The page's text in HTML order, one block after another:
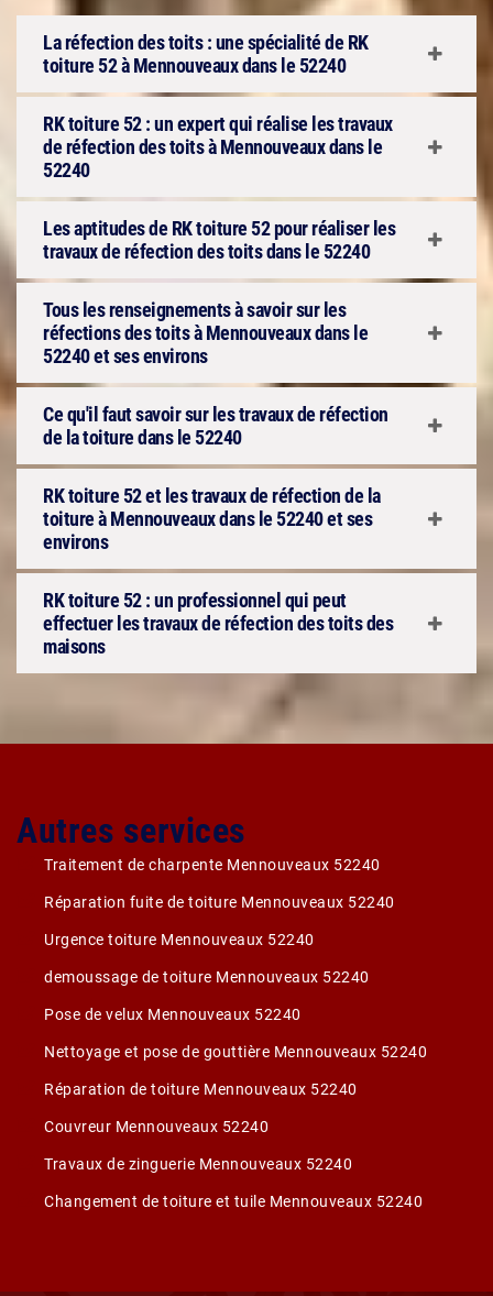
La réfection des toits : une spécialité de RK
toiture 52 à Mennouveaux dans le 52240
RK toiture 52 : un expert qui réalise les travaux
de réfection des toits à Mennouveaux dans le
52240
Les aptitudes de RK toiture 52 pour réaliser les
travaux de réfection des toits dans le 52240
Tous les renseignements à savoir sur les
réfections des toits à Mennouveaux dans le
52240 et ses environs
Ce qu'il faut savoir sur les travaux de réfection
de la toiture dans le 52240
RK toiture 52 et les travaux de réfection de la
toiture à Mennouveaux dans le 52240 et ses
environs
RK toiture 52 : un professionnel qui peut
effectuer les travaux de réfection des toits des
maisons
Autres services
Traitement de charpente Mennouveaux 52240
Réparation fuite de toiture Mennouveaux 52240
Urgence toiture Mennouveaux 52240
demoussage de toiture Mennouveaux 52240
Pose de velux Mennouveaux 52240
Nettoyage et pose de gouttière Mennouveaux 52240
Réparation de toiture Mennouveaux 52240
Couvreur Mennouveaux 52240
Travaux de zinguerie Mennouveaux 52240
Changement de toiture et tuile Mennouveaux 52240